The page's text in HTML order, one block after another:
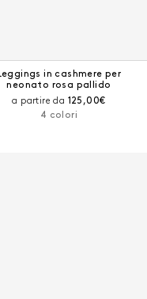
in cashmere per
neonato rosa pallido
a partire da Prezzo
125,00€
4 colori